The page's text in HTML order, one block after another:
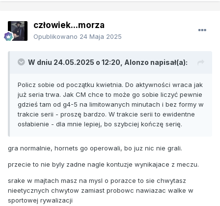
człowiek...morza
Opublikowano 24 Maja 2025
W dniu 24.05.2025 o 12:20, Alonzo napisał(a):
Policz sobie od początku kwietnia. Do aktywności wraca jak
już seria trwa. Jak CM chce to może go sobie liczyć pewnie
gdzieś tam od g4-5 na limitowanych minutach i bez formy w
trakcie serii - proszę bardzo. W trakcie serii to ewidentne
osłabienie - dla mnie lepiej, bo szybciej kończę serię.
gra normalnie, hornets go operowali, bo juz nic nie grali.
przecie to nie byly zadne nagle kontuzje wynikajace z meczu.
srake w majtach masz na mysl o porazce to sie chwytasz
nieetycznych chwytow zamiast probowc nawiazac walke w
sportowej rywalizacji